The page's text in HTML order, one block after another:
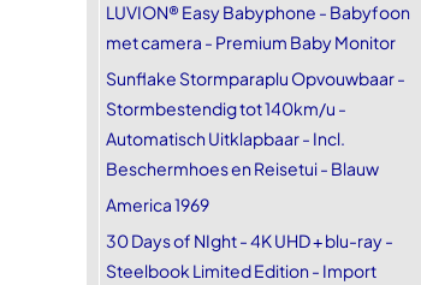
LUVION® Easy Babyphone - Babyfoon
met camera - Premium Baby Monitor
Sunflake Stormparaplu Opvouwbaar -
Stormbestendig tot 140km/u -
Automatisch Uitklapbaar - Incl.
Beschermhoes en Reisetui - Blauw
America 1969
30 Days of NIght - 4K UHD + blu-ray -
Steelbook Limited Edition - Import